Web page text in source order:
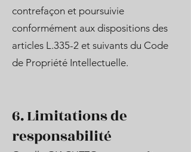
contrefaçon et poursuivie
conformément aux dispositions des
articles L.335-2 et suivants du Code
de Propriété Intellectuelle.
6. Limitations de
responsabilité